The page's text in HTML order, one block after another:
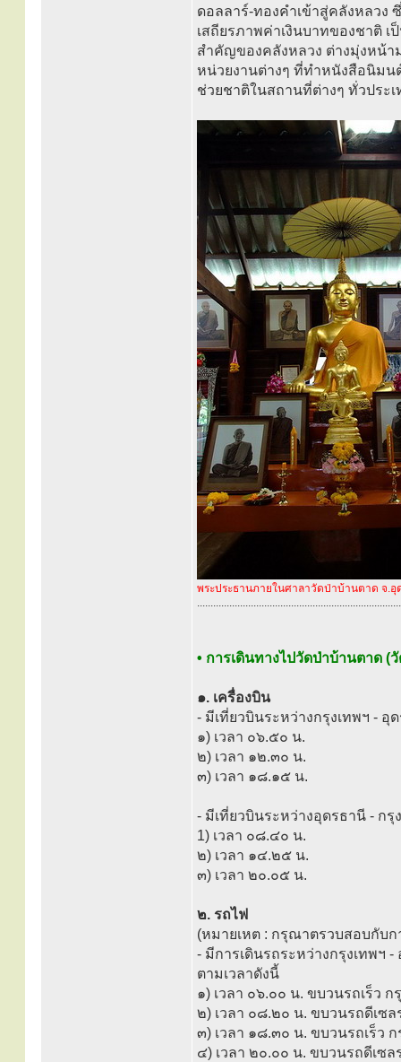
ดอลลาร์-ทองคำเข้าสู่คลังหลวง
เสถียรภาพค่าเงินบาทของชาติ
สำคัญของคลังหลวง ต่างมุ่งหน้
หน่วยงานต่างๆ ที่ทำหนังสือนิมน
ช่วยชาติในสถานที่ต่างๆ ทั่วประเ
พระประธานภายในศาลาวัดป่าบ้านตาด จ.อุ
............................................................................
• การเดินทางไปวัดป่าบ้านตาด (
๑. เครื่องบิน
- มีเที่ยวบินระหว่างกรุงเทพฯ -
๑) เวลา ๐๖.๕๐ น.
๒) เวลา ๑๒.๓๐ น.
๓) เวลา ๑๘.๑๕ น.
- มีเที่ยวบินระหว่างอุดรธานี - ก
1) เวลา ๐๘.๔๐ น.
๒) เวลา ๑๔.๒๕ น.
๓) เวลา ๒๐.๐๕ น.
๒. รถไฟ
(หมายเหต : กรุณาตรวบสอบกับก
- มีการเดินรถระหว่างกรุงเทพฯ
ตามเวลาดังนี้
๑) เวลา ๐๖.๐๐ น. ขบวนรถเร็ว ก
๒) เวลา ๐๘.๒๐ น. ขบวนรถดีเซ
๓) เวลา ๑๘.๓๐ น. ขบวนรถเร็ว
๔) เวลา ๒๐.๐๐ น. ขบวนรถดีเซ